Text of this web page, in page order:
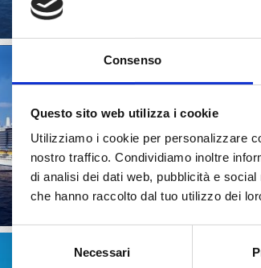
Consenso
Questo sito web utilizza i cookie
Utilizziamo i cookie per personalizzare
nostro traffico. Condividiamo inoltre
di analisi dei dati web, pubblicità e
che hanno raccolto dal tuo utilizzo dei
Selezione
Necessari
Savona, Marsiglia,
28/11/2026
€ 280